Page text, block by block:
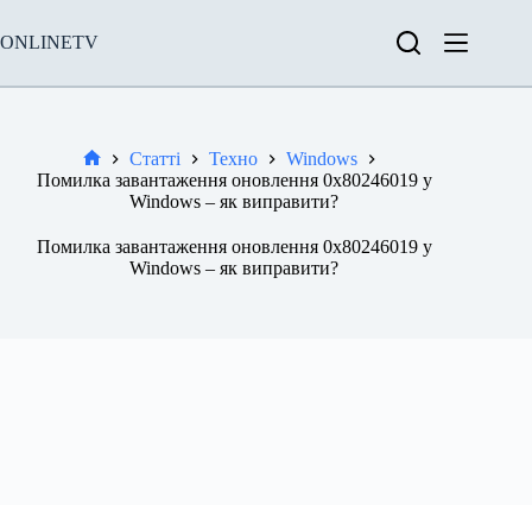
вмісту
ONLINETV
Новини
Статті Техно
Windows
Помилка завантаження оновлення 0x80246019 у
Windows – як виправити?
Помилка завантаження оновлення 0x80246019 у
Windows – як виправити?